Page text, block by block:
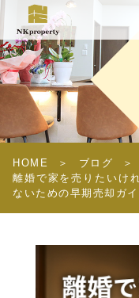
HOME
ブログ
離婚で家を売りたいけ
ないための早期売却ガイ